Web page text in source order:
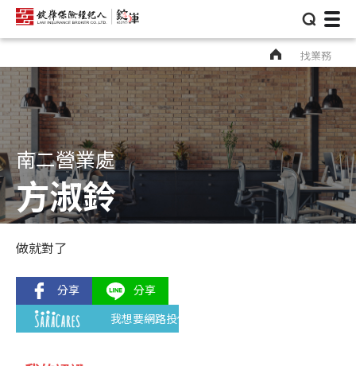
⌕
找業務
南二營業處
方淑鈴
做就對了
我想要網路投保